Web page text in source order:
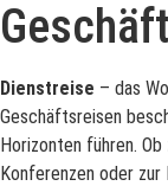
Dienstreise – das
Geschäftsreisen
Horizonten führen.
Konferenzen oder zur